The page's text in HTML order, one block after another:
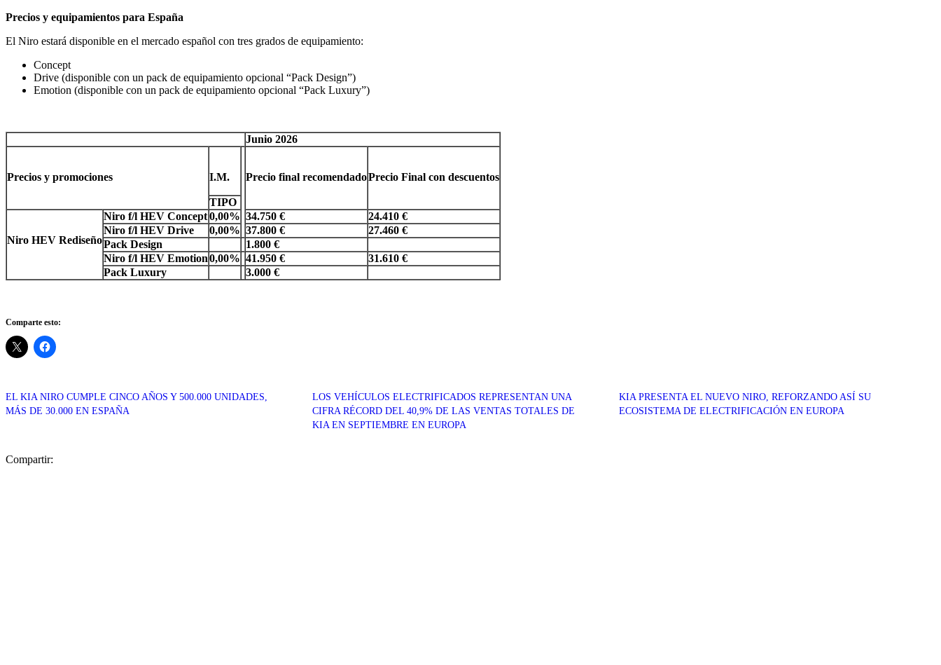
Precios y equipamientos para España
El Niro estará disponible en el mercado español con tres grados de equipamiento:
Concept
Drive (disponible con un pack de equipamiento opcional “Pack Design”)
Emotion (disponible con un pack de equipamiento opcional “Pack Luxury”)
Junio 2026
Precios y promociones I.M. Precio final recomendadoPrecio Final con descuentos
TIPO
Niro HEV Rediseño
Niro f/l HEV Concept0,00% 34.750 €
24.410 €
Niro f/l HEV Drive
0,00% 37.800 €
27.460 €
Pack Design
1.800 €
Niro f/l HEV Emotion0,00% 41.950 €
31.610 €
Pack Luxury 3.000 €
Comparte esto:
EL KIA NIRO CUMPLE CINCO AÑOS Y 500.000 UNIDADES,
MÁS DE 30.000 EN ESPAÑA
LOS VEHÍCULOS ELECTRIFICADOS REPRESENTAN UNA
CIFRA RÉCORD DEL 40,9% DE LAS VENTAS TOTALES DE
KIA EN SEPTIEMBRE EN EUROPA
KIA PRESENTA EL NUEVO NIRO, REFORZANDO ASÍ SU
ECOSISTEMA DE ELECTRIFICACIÓN EN EUROPA
Compartir: